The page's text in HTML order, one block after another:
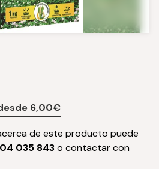
6,00€
de este producto puede
035 843o contactar con